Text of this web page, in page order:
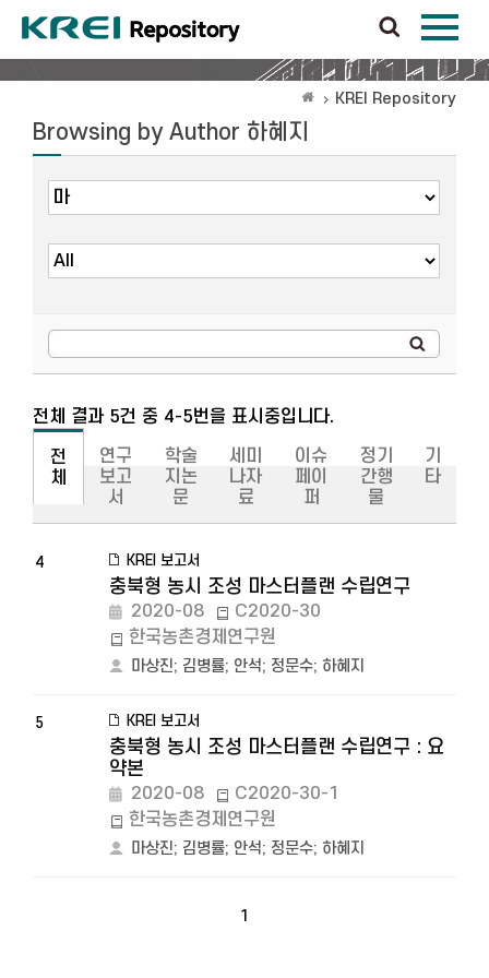
KREI Repository
Browsing by Author 하혜지
전체 결과 5건 중 4-5번을 표시중입니다.
전
체
연구
보고
서
학술
지논
문
세미
나자
료
이슈
페이
퍼
정기
간행
물
기
타
4 KREI 보고서
충북형 농시 조성 마스터플랜 수립연구
2020-08
C2020-30
한국농촌경제연구원
마상진; 김병률; 안석; 정문수; 하혜지
5 KREI 보고서
충북형 농시 조성 마스터플랜 수립연구 : 요
약본
2020-08
C2020-30-1
한국농촌경제연구원
마상진; 김병률; 안석; 정문수; 하혜지
1